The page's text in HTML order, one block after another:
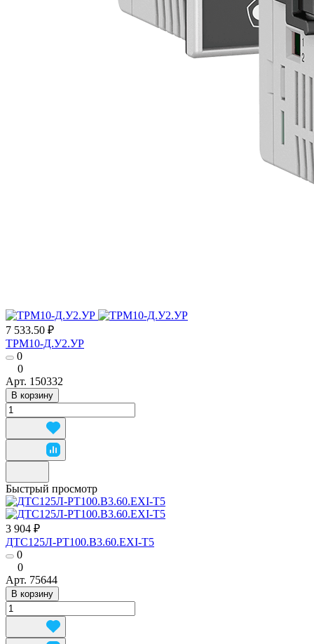
7 533.50 ₽
ТРМ10-Д.У2.УР
0
0
Арт. 150332
В корзину
Быстрый просмотр
3 904 ₽
ДТС125Л-РТ100.В3.60.ЕХI-Т5
0
0
Арт. 75644
В корзину